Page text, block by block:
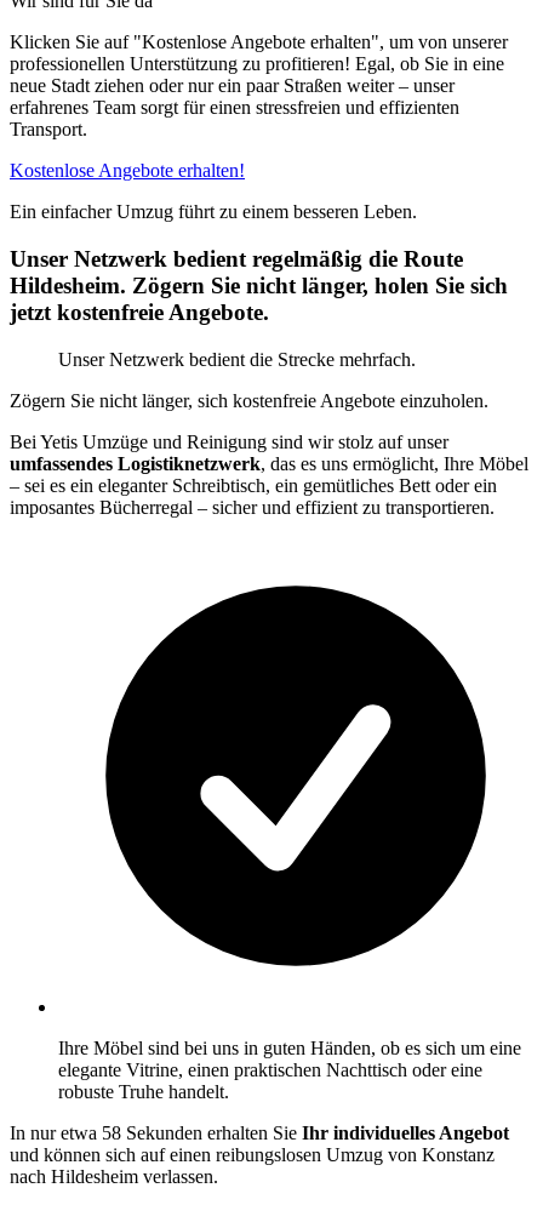
Klicken Sie auf "Kostenlose Angebote erhalten", um von unserer
professionellen Unterstützung zu profitieren! Egal, ob Sie in eine
neue Stadt ziehen oder nur ein paar Straßen weiter – unser
erfahrenes Team sorgt für einen stressfreien und effizienten
Transport.
Kostenlose Angebote erhalten!
Ein einfacher Umzug führt zu einem besseren Leben.
Unser Netzwerk bedient regelmäßig die Route
Hildesheim. Zögern Sie nicht länger, holen Sie sich
jetzt kostenfreie Angebote.
Unser Netzwerk bedient die Strecke mehrfach.
Zögern Sie nicht länger, sich kostenfreie Angebote einzuholen.
Bei Yetis Umzüge und Reinigung sind wir stolz auf unser
umfassendes Logistiknetzwerk, das es uns ermöglicht, Ihre Möbel
– sei es ein eleganter Schreibtisch, ein gemütliches Bett oder ein
imposantes Bücherregal – sicher und effizient zu transportieren.
Ihre Möbel sind bei uns in guten Händen, ob es sich um eine
elegante Vitrine, einen praktischen Nachttisch oder eine
robuste Truhe handelt.
In nur etwa 58 Sekunden erhalten Sie Ihr individuelles Angebot
und können sich auf einen reibungslosen Umzug von Konstanz
nach Hildesheim verlassen.